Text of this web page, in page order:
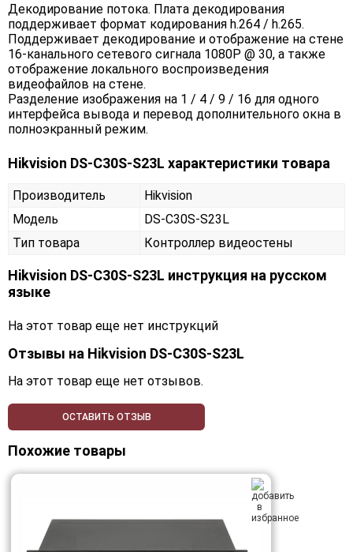
Декодирование потока. Плата декодирования
поддерживает формат кодирования h.264 / h.265.
Поддерживает декодирование и отображение на стене
16-канального сетевого сигнала 1080P @ 30, а также
отображение локального воспроизведения
видеофайлов на стене.
Разделение изображения на 1 / 4 / 9 / 16 для одного
интерфейса вывода и перевод дополнительного окна в
полноэкранный режим.
Hikvision DS-C30S-S23L характеристики товара
Производитель
Hikvision
Модель
DS-C30S-S23L
Тип товара
Контроллер видеостены
Hikvision DS-C30S-S23L инструкция на русском
языке
На этот товар еще нет инструкций
Отзывы на Hikvision DS-C30S-S23L
На этот товар еще нет отзывов.
ОСТАВИТЬ ОТЗЫВ
Похожие товары